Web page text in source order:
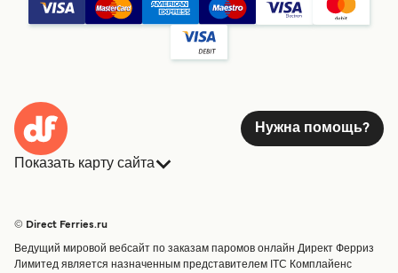
Нужна помощь?
Показать карту сайта
Страны
Обслуживание клиентов
Операторы
Грузоперевозки
© Direct Ferries.ru
Ведущий мировой вебсайт по заказам паромов онлайн Директ Ферриз
Лимитед является назначенным представителем ITC Комплайенс